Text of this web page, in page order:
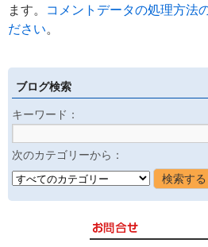
ます。
コメントデータの処理方法
ださい。
ブログ検索
キーワード：
次のカテゴリーから：